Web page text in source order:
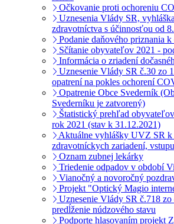
Očkovanie proti ochoreniu
Uznesenia Vlády SR,
zdravotníctva s účinnosťou od
Podanie daňového priznania
Sčítanie obyvateľov 2021 -
Informácia o zriadení
Uznesenie Vlády SR č.30 zo
opatrení na pokles ochorení
Opatrenie Obce Svederník
Svederníku je zatvorený)
Štatistický prehľad
rok 2021 (stav k 31.12.2021)
Aktuálne vyhlášky UVZ SR k
zdravotníckych zariadení,
Oznam zubnej lekárky
Triedenie odpadov v období
Vianočný a novoročný
Projekt "Optický Magio
Uznesenie Vlády SR č.718 zo
predĺženie núdzového stavu
Podporte hlasovaním projekt